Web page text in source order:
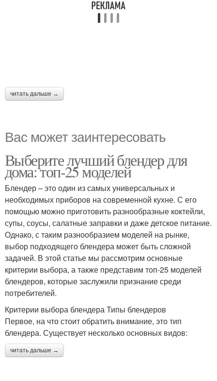
читать дальше →
Вас может заинтересовать
Выберите лучший блендер для
дома: топ-25 моделей
Блендер – это один из самых универсальных и
необходимых приборов на современной кухне. С его
помощью можно приготовить разнообразные коктейли,
супы, соусы, салатные заправки и даже детское питание.
Однако, с таким разнообразием моделей на рынке,
выбор подходящего блендера может быть сложной
задачей. В этой статье мы рассмотрим основные
критерии выбора, а также представим топ-25 моделей
блендеров, которые заслужили признание среди
потребителей.
Критерии выбора блендера Типы блендеров
Первое, на что стоит обратить внимание, это тип
блендера. Существует несколько основных видов:
читать дальше →